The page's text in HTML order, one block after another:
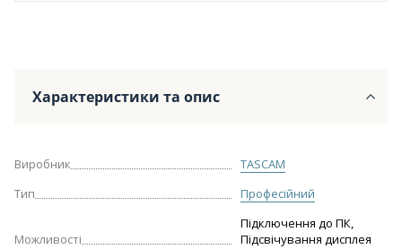
Характеристики та опис
Виробник
TASCAM
Тип
Професійний
Можливості
Підключення до ПК,
Підсвічування дисплея